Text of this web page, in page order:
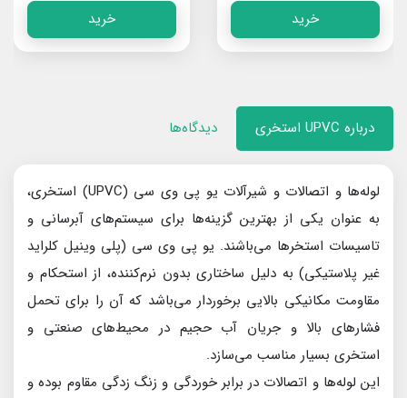
خرید خرید
درباره UPVC استخری دیدگاه‌ها
لوله‌ها و اتصالات و شیرآلات یو پی وی سی (UPVC) استخری،
به عنوان یکی از بهترین گزینه‌ها برای سیستم‌های آبرسانی و
تاسیسات استخرها می‌باشند. یو پی وی سی (پلی وینیل کلراید
غیر پلاستیکی) به دلیل ساختاری بدون نرم‌کننده، از استحکام و
مقاومت مکانیکی بالایی برخوردار می‌باشد که آن را برای تحمل
فشارهای بالا و جریان آب حجیم در محیط‌های صنعتی و
استخری بسیار مناسب می‌سازد.
این لوله‌ها و اتصالات در برابر خوردگی و زنگ زدگی مقاوم بوده و